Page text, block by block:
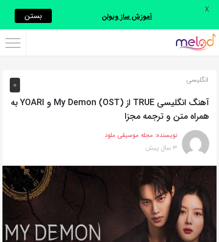
اشتراک
با
روش‌های
زیر
این
صفحه
را
با
دوستان
خود
به
اشتراک
0 انگلیسی
آهنگ انگلیسی TRUE از My Demon (OST) و YOARI به
همراه متن و ترجمه مجزا
نویسنده: مجله موسیقی ملود
3 سال پیش
آموزش ساز ویولن بستن X